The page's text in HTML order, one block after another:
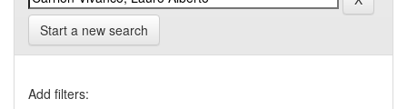
Start a new search
Add filters: